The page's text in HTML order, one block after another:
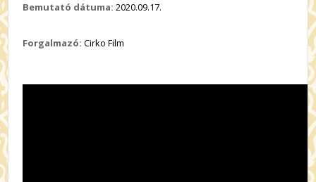
Bemutató dátuma: 2020.09.17.
Forgalmazó: Cirko Film